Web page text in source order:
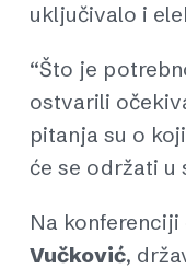
uključivalo i
“Što je
ostvarili
pitanja su o
će se održati u
Na
Vučković,